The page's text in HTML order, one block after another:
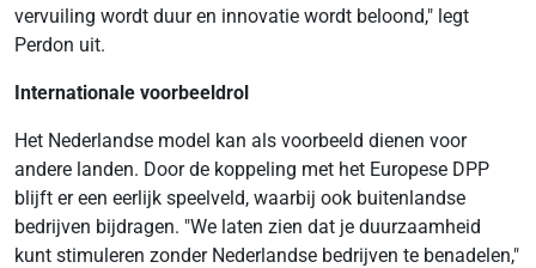
vervuiling wordt duur en innovatie wordt beloond," legt
Perdon uit.
Internationale voorbeeldrol
Het Nederlandse model kan als voorbeeld dienen voor
andere landen. Door de koppeling met het Europese DPP
blijft er een eerlijk speelveld, waarbij ook buitenlandse
bedrijven bijdragen. "We laten zien dat je duurzaamheid
kunt stimuleren zonder Nederlandse bedrijven te benadelen,"